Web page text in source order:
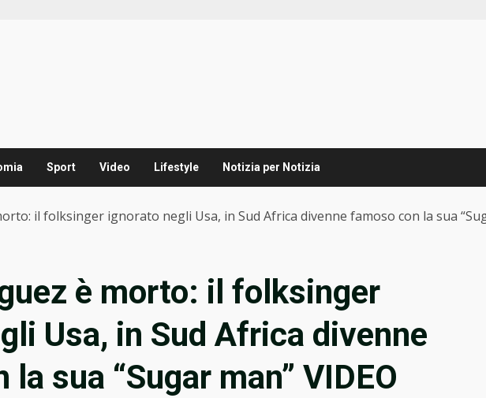
Sport Video Lifestyle Notizia per Notizia
il folksinger ignorato negli Usa, in Sud Africa divenne famoso con la sua
è morto: il folksinger
Usa, in Sud Africa divenne
sua “Sugar man” VIDEO